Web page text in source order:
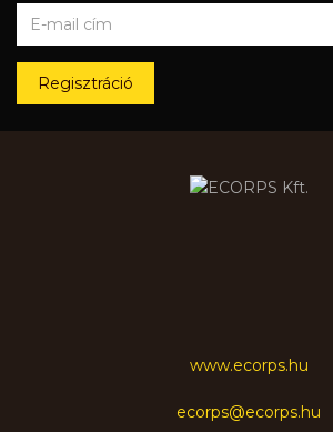
Regisztráció
www.ecorps.hu
ecorps@ecorps.hu